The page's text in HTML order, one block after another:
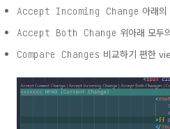
Accept Incoming Change 아래
Accept Both Change 위아래 모두
Compare Changes 비교하기 편한